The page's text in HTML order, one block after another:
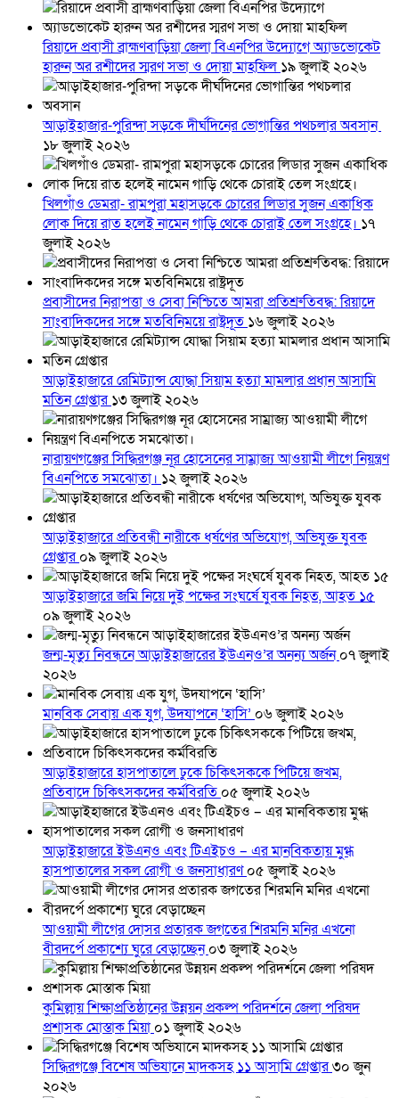
রিয়াদে প্রবাসী ব্রাহ্মণবাড়িয়া জেলা বিএনপির উদ্যোগে অ্যাডভোকেট
হারুন অর রশীদের স্মরণ সভা ও দোয়া মাহফিল ১৯ জুলাই ২০২৬
আড়াইহাজার-পুরিন্দা সড়কে দীর্ঘদিনের ভোগান্তির পথচলার অবসান
১৮ জুলাই ২০২৬
খিলগাঁও ডেমরা- রামপুরা মহাসড়কে চোরের লিডার সুজন একাধিক
লোক দিয়ে রাত হলেই নামেন গাড়ি থেকে চোরাই তেল সংগ্রহে। ১৭
জুলাই ২০২৬
প্রবাসীদের নিরাপত্তা ও সেবা নিশ্চিতে আমরা প্রতিশ্রুতিবদ্ধ: রিয়াদে
সাংবাদিকদের সঙ্গে মতবিনিময়ে রাষ্ট্রদূত ১৬ জুলাই ২০২৬
আড়াইহাজারে রেমিট্যান্স যোদ্ধা সিয়াম হত্যা মামলার প্রধান আসামি
মতিন গ্রেপ্তার১৩ জুলাই ২০২৬
নারায়ণগঞ্জের সিদ্ধিরগঞ্জ নূর হোসেনের সাম্রাজ্য আওয়ামী লীগে নিয়ন্ত্রণ
বিএনপিতে সমঝোতা। ১২ জুলাই ২০২৬
আড়াইহাজারে প্রতিবন্ধী নারীকে ধর্ষণের অভিযোগ, অভিযুক্ত যুবক
গ্রেপ্তার০৯ জুলাই ২০২৬
আড়াইহাজারে জমি নিয়ে দুই পক্ষের সংঘর্ষে যুবক নিহত, আহত ১৫
০৯ জুলাই ২০২৬
জন্ম-মৃত্যু নিবন্ধনে আড়াইহাজারের ইউএনও’র অনন্য অর্জন০৭ জুলাই
২০২৬
মানবিক সেবায় এক যুগ, উদযাপনে ‘হাসি’ ০৬ জুলাই ২০২৬
আড়াইহাজারে হাসপাতালে ঢুকে চিকিৎসককে পিটিয়ে জখম,
প্রতিবাদে চিকিৎসকদের কর্মবিরতি ০৫ জুলাই ২০২৬
আড়াইহাজারে ইউএনও এবং টিএইচও – এর মানবিকতায় মুগ্ধ
হাসপাতালের সকল রোগী ও জনসাধারণ০৫ জুলাই ২০২৬
আওয়ামী লীগের দোসর প্রতারক জগতের শিরমনি মনির এখনো
বীরদর্পে প্রকাশ্যে ঘুরে বেড়াচ্ছেন০৩ জুলাই ২০২৬
কুমিল্লায় শিক্ষাপ্রতিষ্ঠানের উন্নয়ন প্রকল্প পরিদর্শনে জেলা পরিষদ
প্রশাসক মোস্তাক মিয়া ০১ জুলাই ২০২৬
সিদ্ধিরগঞ্জে বিশেষ অভিযানে মাদকসহ ১১ আসামি গ্রেপ্তার৩০ জুন
২০২৬